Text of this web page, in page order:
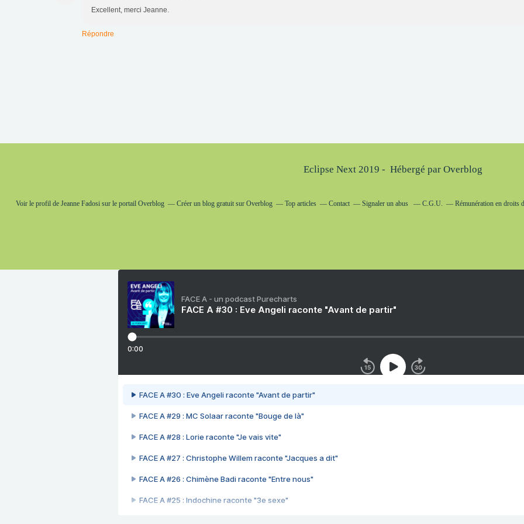
Excellent, merci Jeanne.
Répondre
Eclipse Next 2019 - Hébergé par Overblog
Voir le profil de Jeanne Fadosi sur le portail Overblog Créer un blog gratuit sur Overblog Top articles Contact Signaler un abus C.G.U. Rémunération en droits
FACE A - un podcast Purecharts
FACE A #30 : Eve Angeli raconte "Avant de partir"
0:00
FACE A #30 : Eve Angeli raconte "Avant de partir"
FACE A #29 : MC Solaar raconte "Bouge de là"
FACE A #28 : Lorie raconte "Je vais vite"
FACE A #27 : Christophe Willem raconte "Jacques a dit"
FACE A #26 : Chimène Badi raconte "Entre nous"
FACE A #25 : Indochine raconte "3e sexe"